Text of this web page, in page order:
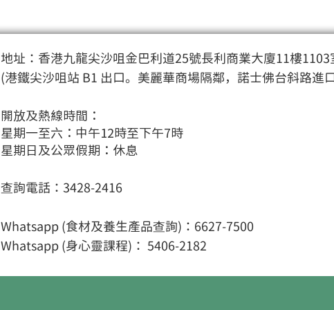
地址：香港九龍尖沙咀金巴利道25號長利商業大廈11樓1103
(港鐵尖沙咀站 B1 出口。美麗華商場隔鄰，諾士佛台斜路進
開放及熱線時間：
星期一至六：中午12時至下午7時
星期日及公眾假期：休息
查詢電話：3428-2416
Whatsapp (食材及養生產品查詢)：6627-7500
Whatsapp (身心靈課程)： 5406-2182